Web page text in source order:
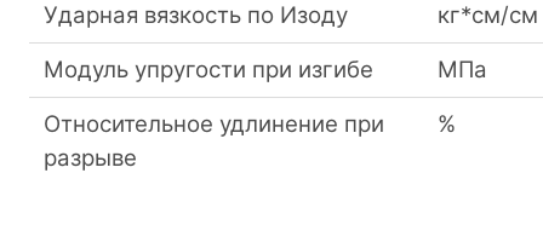
Ударная вязкость по Изоду
кг*см/см
Модуль упругости при изгибе
МПа
Относительное удлинение при
разрыве
%